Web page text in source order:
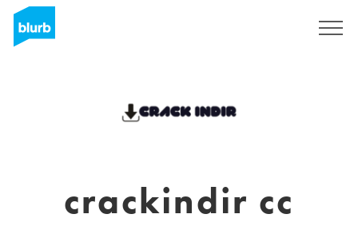
crackindir cc